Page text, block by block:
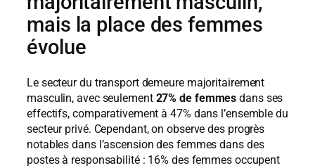
mais la place des femmes
évolue
Le secteur du transport demeure majoritairement
masculin, avec seulement 27% de femmes dans ses
effectifs, comparativement à 47% dans l’ensemble du
secteur privé. Cependant, on observe des progrès
notables dans l’ascension des femmes dans des
postes à responsabilité : 16% des femmes occupent